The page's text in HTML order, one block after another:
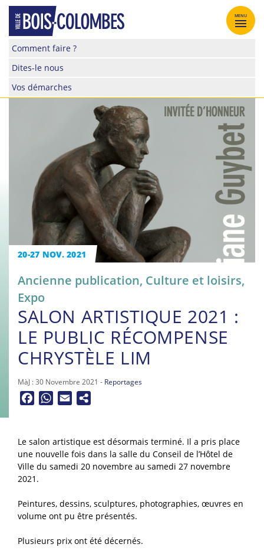
Skip
content
Site
de
la
Comment faire ?
Dites-le nous
Vos démarches
MENU
20-27 NOV. 2021
Ancienne publication, Culture et loisirs,
Expo
SALON ARTISTIQUE 2021 :
LE PUBLIC RÉCOMPENSE
CHRYSTÈLE LIM
MàJ : 30 Novembre 2021 - Reportages
FacebookWhatsApp
Email
Le salon artistique est désormais terminé. Il a pris place
une nouvelle fois dans la salle du Conseil de l’Hôtel de
Ville du samedi 20 novembre au samedi 27 novembre
2021.
Peintures, dessins, sculptures, photographies, œuvres en
volume ont pu être présentés.
Plusieurs prix ont été décernés.